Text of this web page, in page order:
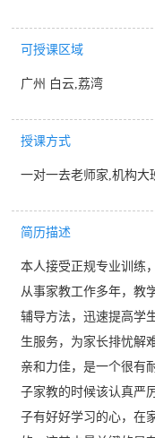
可授课区域
广州 白云,荔湾
授课方式
一对一去老师家,机构大
简历描述
本人接受正规专业训练
从事家教工作多年，教
辅导方法，迅速提高学
生服务，为家长排忧解难
亲和力佳，是一个很有
子家教的时候该认真严
子有好好学习的心，在